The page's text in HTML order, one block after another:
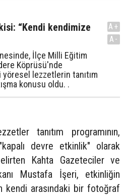
“Kendi kendimize
İlçe Milli Eğitim
Köprüsü'nde
lezzetlerin tanıtım
konusu oldu. .
A+
A-
tanıtım programının,
devre etkinlik" olarak
belirten Kahta Gazeteciler ve
Mustafa İşeri, etkinliğin
kendi arasındaki bir fotoğraf